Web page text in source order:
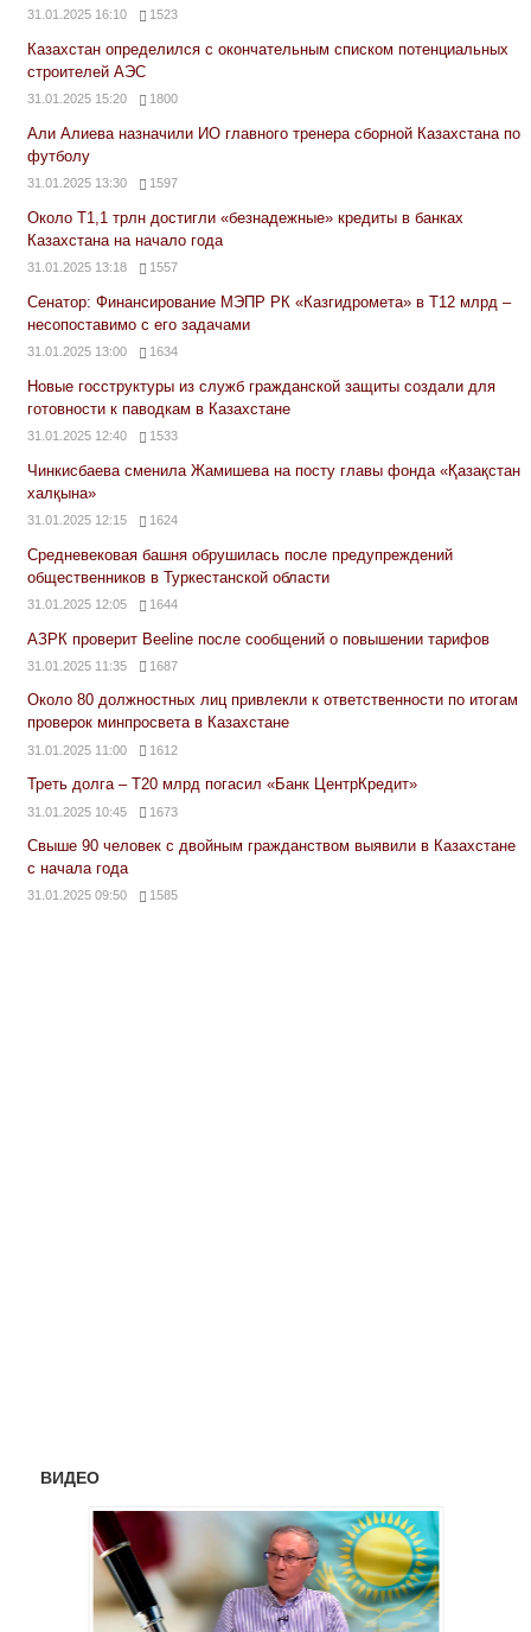
31.01.2025 16:10 1523
Казахстан определился с окончательным списком потенциальных
строителей АЭС
31.01.2025 15:20 1800
Али Алиева назначили ИО главного тренера сборной Казахстана по
футболу
31.01.2025 13:30 1597
Около Т1,1 трлн достигли «безнадежные» кредиты в банках
Казахстана на начало года
31.01.2025 13:18 1557
Сенатор: Финансирование МЭПР РК «Казгидромета» в Т12 млрд –
несопоставимо с его задачами
31.01.2025 13:00 1634
Новые госструктуры из служб гражданской защиты создали для
готовности к паводкам в Казахстане
31.01.2025 12:40 1533
Чинкисбаева сменила Жамишева на посту главы фонда «Қазақстан
халқына»
31.01.2025 12:15 1624
Средневековая башня обрушилась после предупреждений
общественников в Туркестанской области
31.01.2025 12:05 1644
АЗРК проверит Beeline после сообщений о повышении тарифов
31.01.2025 11:35 1687
Около 80 должностных лиц привлекли к ответственности по итогам
проверок минпросвета в Казахстане
31.01.2025 11:00 1612
Треть долга – Т20 млрд погасил «Банк ЦентрКредит»
31.01.2025 10:45 1673
Свыше 90 человек с двойным гражданством выявили в Казахстане
с начала года
31.01.2025 09:50 1585
ВИДЕО